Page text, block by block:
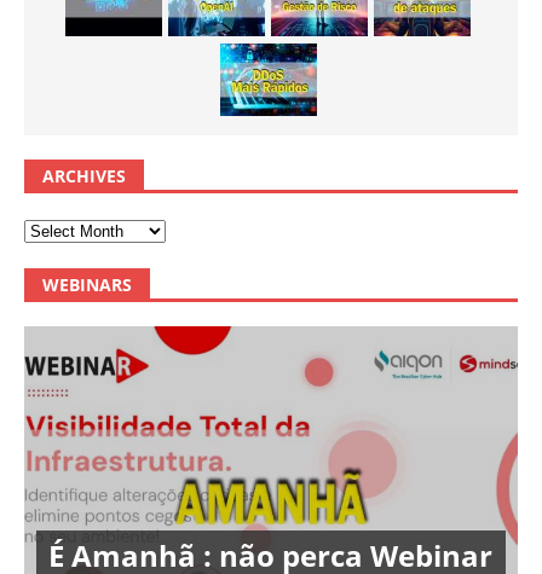
ARCHIVES
WEBINARS
É Amanhã : não perca Webinar